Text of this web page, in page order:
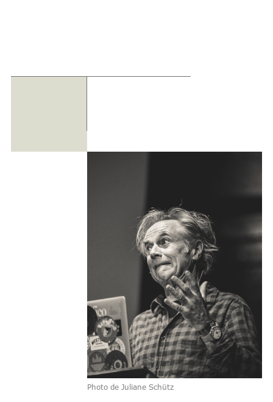
Photo de Juliane Schütz